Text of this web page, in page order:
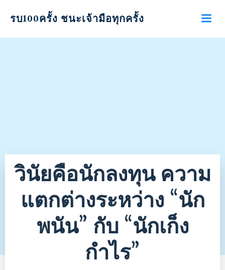
รบ100ครั้ง ชนะเจ้ามือทุกครั้ง
วินัยคือนักลงทุน ความ
แตกต่างระหว่าง “นัก
พนัน” กับ “นักเก็ง
กำไร”